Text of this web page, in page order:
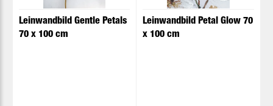
Leinwandbild Gentle Petals
70 x 100 cm
Leinwandbild Petal Glow 70
x 100 cm